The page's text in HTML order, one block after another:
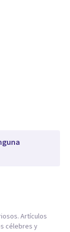
Artículos
célebres y